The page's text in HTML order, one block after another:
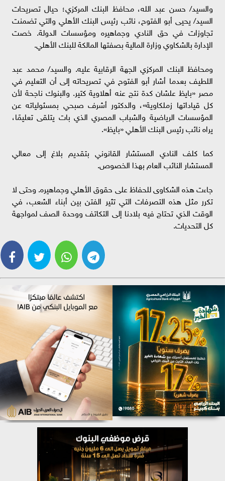
والسيد/ حسن عبد الله، محافظ البنك المركزي؛ حيال تصريحات
السيد/ يحيى أبو الفتوح، نائب رئيس البنك الأهلي والتي تضمنت
تجاوزات في حق النادي وجماهيره ومؤسسات الدولة. خصت
الإدارة بالشكاوي وزارة المالية بصفتها المالكة للبنك الأهلي.
ومحافظ البنك المركزي الجهة الرقابية عليه. والسيد/ محمد عبد
اللطيف بعدما أشار أبو الفتوح في تصريحاته إلى أن التعليم في
مصر «بايظ علشان كدة نتج عنه أهلاوية كتير. والبنوك ناجحة لأن
كل قياداتها زملكاوية»، والدكتور أشرف صبحي بمسئولياته عن
المؤسسات الرياضية والشباب المصري الذي بات يتلقى تعليمًا،
يراه نائب رئيس البنك الأهلي «بايظ».
كما كلف النادي المستشار القانوني بتقديم بلاغ إلى معالي
المستشار النائب العام بهذا الخصوص.
جاءت هذه الشكاوى للحفاظ على حقوق الأهلي وجماهيره. وحتى لا
تكرر مثل هذه التصرفات التي تثير الفتن بين أبناء الشعب، في
الوقت الذي تحتاج فيه بلادنا إلى التكاتف ووحدة الصف لمواجهة
كل التحديات.